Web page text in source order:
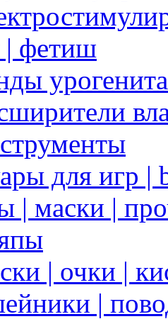
| фетиш
для игр |
| маски |
| очки |
|